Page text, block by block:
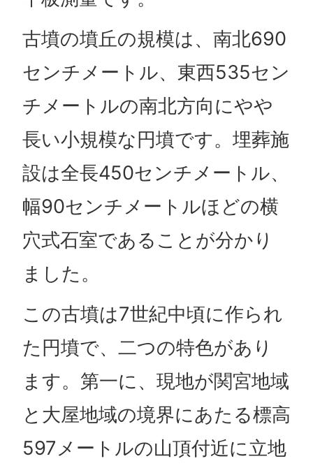
古墳の墳丘の規模は、南北690
センチメートル、東西535セン
チメートルの南北方向にやや
長い小規模な円墳です。埋葬施
設は全長450センチメートル、
幅90センチメートルほどの横
穴式石室であることが分かり
ました。
この古墳は7世紀中頃に作られ
た円墳で、二つの特色があり
ます。第一に、現地が関宮地域
と大屋地域の境界にあたる標高
597メートルの山頂付近に立地